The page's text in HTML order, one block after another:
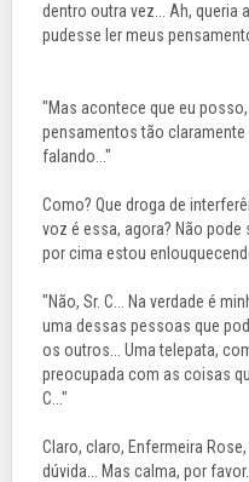
dentro outra vez... Ah, queria
pudesse ler meus
"Mas acontece que eu
pensamentos tão
falando..."
Como? Que droga de
voz é essa, agora? Não pode
por cima estou
"Não, Sr. C... Na verdade é
uma dessas pessoas que
os outros... Uma telepata,
preocupada com as coisas
C..."
Claro, claro, Enfermeira
dúvida... Mas calma, por